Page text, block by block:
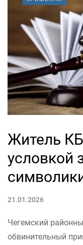
Житель
условкой
21.01.2026
Чегемский
обвинительный